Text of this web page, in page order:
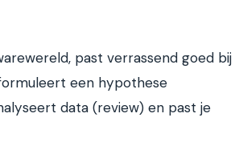
past verrassend goed bij
een hypothese
data (review) en past je